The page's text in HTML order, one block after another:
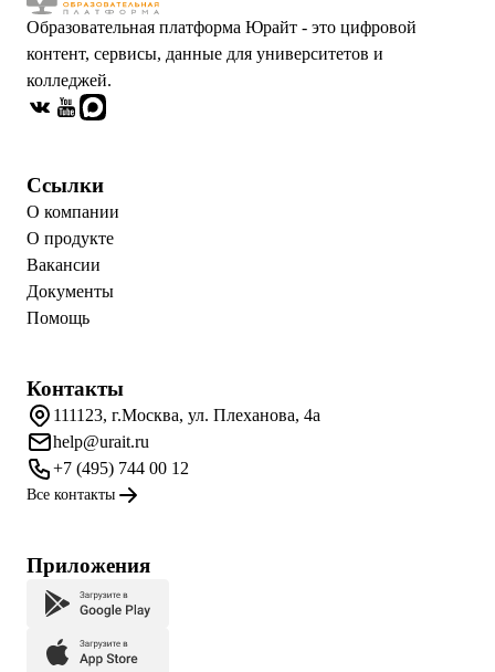
Образовательная платформа Юрайт - это цифровой
контент, сервисы, данные для университетов и
колледжей.
Ссылки
О компании
О продукте
Вакансии
Документы
Помощь
Контакты
111123, г.Москва, ул. Плеханова, 4а
help@urait.ru
+7 (495) 744 00 12
Все контакты
Приложения